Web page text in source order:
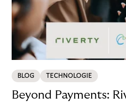
BLOG TECHNOLOGIE
Beyond Payments: